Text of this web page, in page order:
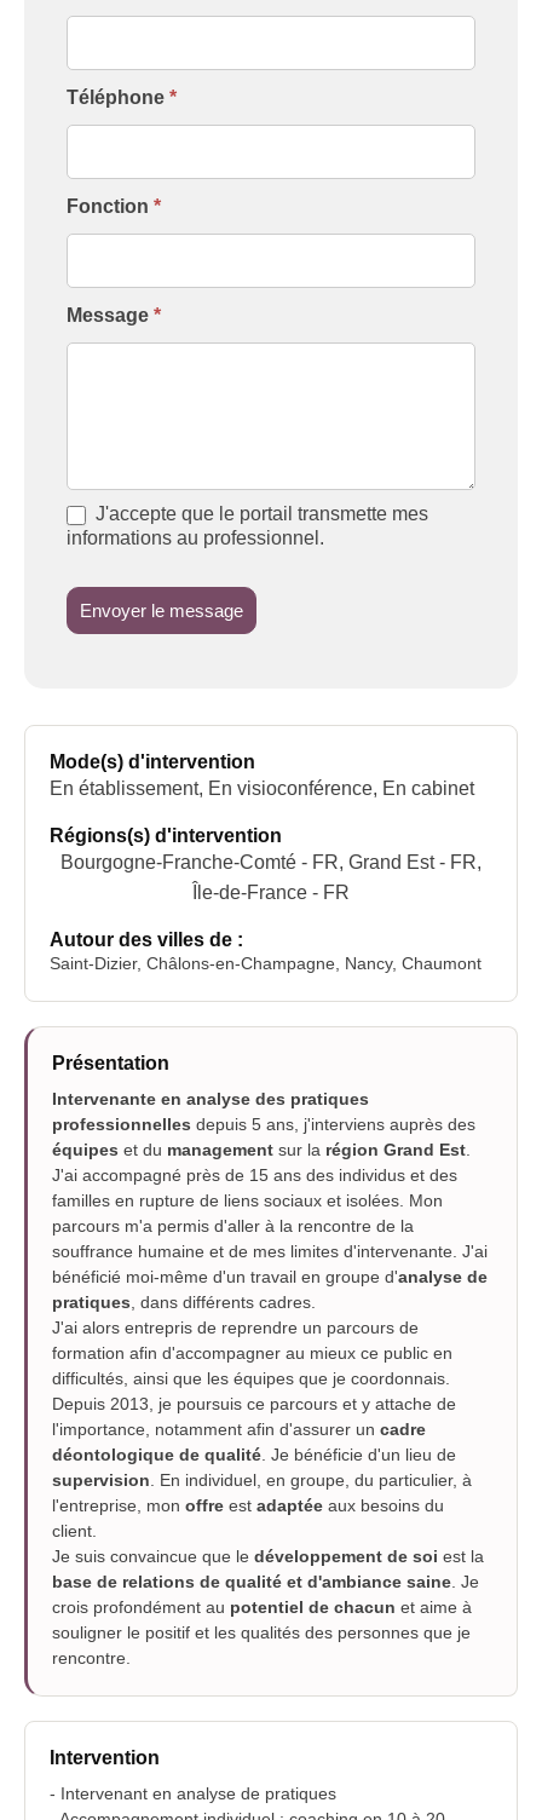
Téléphone *
Fonction *
Message *
J'accepte que le portail transmette mes
informations au professionnel.
Envoyer le message
Mode(s) d'intervention
En établissement, En visioconférence, En cabinet
Régions(s) d'intervention
Bourgogne-Franche-Comté - FR, Grand Est - FR,
Île-de-France - FR
Autour des villes de :
Saint-Dizier, Châlons-en-Champagne, Nancy, Chaumont
Présentation
Intervenante en analyse des pratiques
professionnelles depuis 5 ans, j'interviens auprès des
équipes et du management sur la région Grand Est
J'ai accompagné près de 15 ans des individus et des
familles en rupture de liens sociaux et isolées. Mon
parcours m'a permis d'aller à la rencontre de la
souffrance humaine et de mes limites d'intervenante. J'ai
bénéficié moi-même d'un travail en groupe d'analyse de
pratiques , dans différents cadres.
J'ai alors entrepris de reprendre un parcours de
formation afin d'accompagner au mieux ce public en
difficultés, ainsi que les équipes que je coordonnais.
Depuis 2013, je poursuis ce parcours et y attache de
l'importance, notamment afin d'assurer un cadre
déontologique de qualité . Je bénéficie d'un lieu de
supervision . En individuel, en groupe, du particulier, à
l'entreprise, mon offre est adaptée aux besoins du
client.
Je suis convaincue que le développement de soi est la
base de relations de qualité et d'ambiance saine . Je
crois profondément au potentiel de chacun et aime à
souligner le positif et les qualités des personnes que je
rencontre.
Intervention
- Intervenant en analyse de pratiques